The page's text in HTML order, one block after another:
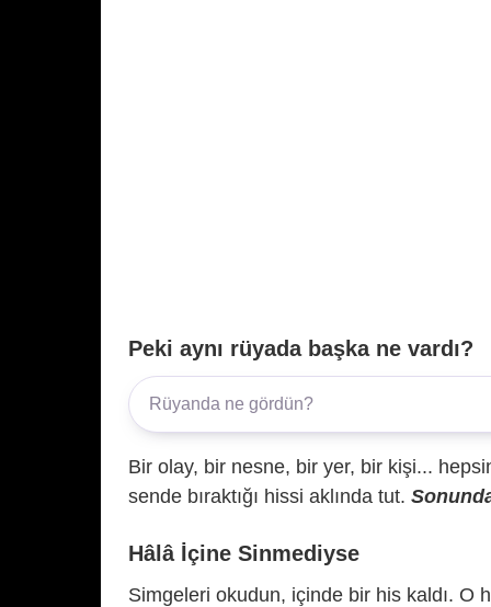
Peki aynı rüyada başka ne vardı?
Bir olay, bir nesne, bir yer, bir kişi...
sende bıraktığı hissi aklında tut.
Hâlâ İçine Sinmediyse
Simgeleri okudun, içinde bir his kaldı. O